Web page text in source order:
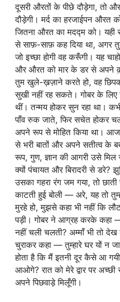
दूसरी औरतों के पीछे दौड़ेगा, तो
दौड़ेगी। मर्द का हरजाईपन औरत
जितना औरत का मदद्म को।
से साफ़-साफ़ कह दिया था, अगर
जो इच्छा होगी वह करूँगी। यह
और औरत को मार के डर से अपने
तुम खुले-ख़ज़ाने करते हो, वह
सुखी नहीं रह सकते। गोबर के लिए
थीं। तन्मय होकर सुन रहा था।
पाँव रुक जाते, फिर सचेत होकर
अपने रूप से मोहित किया था।
से भरी बातों और अपने सतीत्व के
रूप, गुण, ज्ञान की आगरी उसे मिल
क्यों पंचायत और बिरादरी से डरे?
उसका गहरा रंग जम गया, तो
काटती हुई बोली — अरे, यह तो
मुरहे हो, मुझसे कहा भी नहीं कि
पड़ी। गोबर ने आग्रह करके कहा
नहीं चली चलती? अम्माँ भी तो
चुराकर कहा — तुम्हारे घर यों न
होता है कि मैं इतनी दूर कैसे आ
आओगे? रात को मेरे द्वार पर
अपने पिछवाड़े मिलूँगी।